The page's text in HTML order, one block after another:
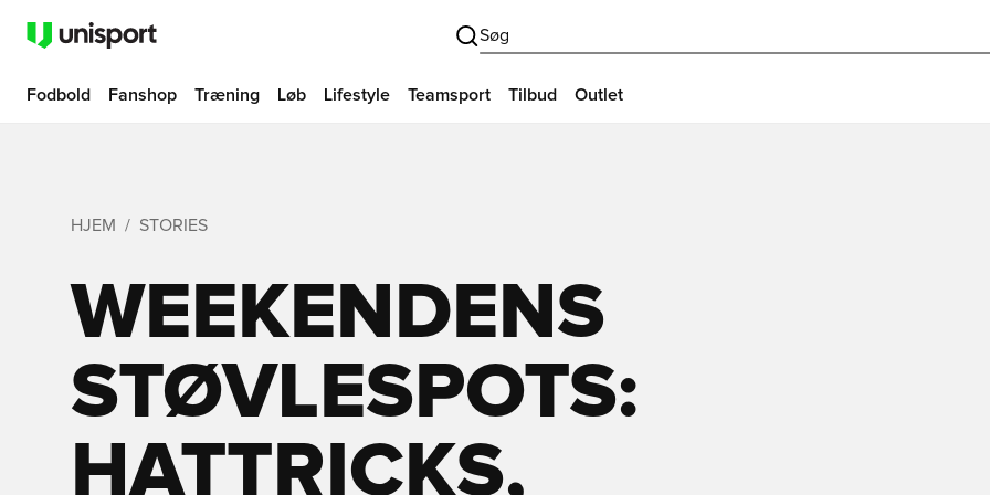
Søg
Fodbold Fanshop Træning Løb Lifestyle Teamsport Tilbud Outlet
HJEM STORIES
WEEKENDENS
STØVLESPOTS:
HATTRICKS,